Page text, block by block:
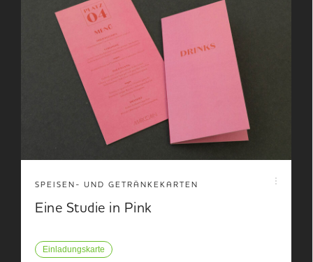
SPEISEN- UND GETRÄNKEKARTEN
Eine Studie in Pink
Einladungskarte